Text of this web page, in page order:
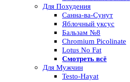
Для Похудения
Санна-ва-Сунут
Яблочный уксус
Бальзам №8
Chromium Picolinate
Lotus No Fat
Смотреть всё
Для Мужчин
Testo-Hayat